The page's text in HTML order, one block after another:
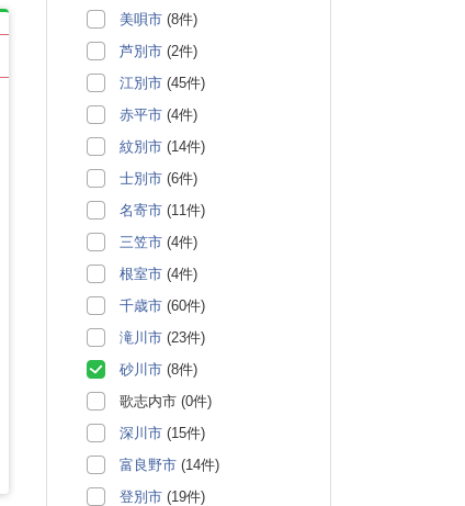
美唄市 (8件)
芦別市 (2件)
江別市 (45件)
赤平市 (4件)
紋別市 (14件)
士別市 (6件)
名寄市 (11件)
三笠市 (4件)
根室市 (4件)
千歳市 (60件)
滝川市 (23件)
砂川市 (8件)
歌志内市 (0件)
深川市 (15件)
富良野市 (14件)
登別市 (19件)